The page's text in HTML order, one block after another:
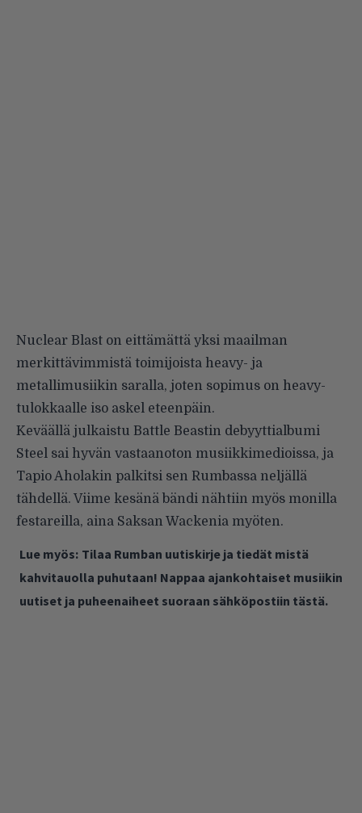
Nuclear Blast on eittämättä yksi maailman
merkittävimmistä toimijoista heavy- ja
metallimusiikin saralla, joten sopimus on heavy-
tulokkaalle iso askel eteenpäin.
Keväällä julkaistu Battle Beastin debyyttialbumi
Steel sai hyvän vastaanoton musiikkimedioissa, ja
Tapio Aholakin palkitsi sen Rumbassa neljällä
tähdellä. Viime kesänä bändi nähtiin myös monilla
festareilla, aina Saksan Wackenia myöten.
Lue myös: Tilaa Rumban uutiskirje ja tiedät mistä
kahvitauolla puhutaan! Nappaa ajankohtaiset musiikin
uutiset ja puheenaiheet suoraan sähköpostiin tästä.